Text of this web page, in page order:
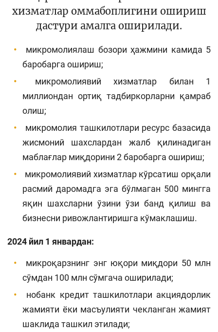
хизматлар оммабоплигини ошириш
дастури амалга оширилади.
микромолиялаш бозори ҳажмини камида 5
баробарга ошириш;
микромолиявий хизматлар билан 1
миллиондан ортиқ тадбиркорларни қамраб
олиш;
микромолия ташкилотлари ресурс базасида
жисмоний шахслардан жалб қилинадиган
маблағлар миқдорини 2 баробарга ошириш;
микромолиявий хизматлар кўрсатиш орқали
расмий даромадга эга бўлмаган 500 мингга
яқин шахсларни ўзини ўзи банд қилиш ва
бизнесни ривожлантиришга кўмаклашиш.
2024 йил 1 январдан:
микроқарзнинг энг юқори миқдори 50 млн
сўмдан 100 млн сўмгача оширилади;
нобанк кредит ташкилотлари акциядорлик
жамияти ёки масъулияти чекланган жамият
шаклида ташкил этилади;